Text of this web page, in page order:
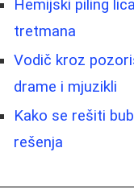
Hemijski piling
tretmana
Vodič kroz
drame i mjuzikli
Kako se rešiti
rešenja